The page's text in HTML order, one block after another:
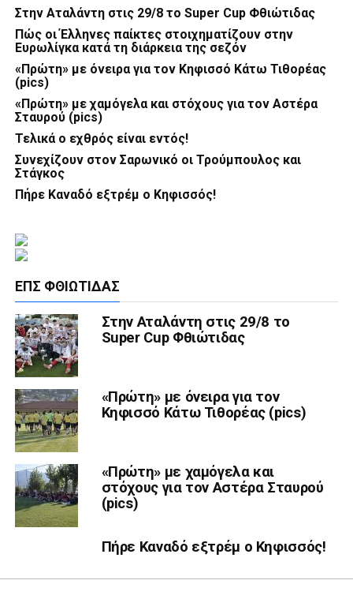
Στην Αταλάντη στις 29/8 το Super Cup Φθιώτιδας
Πώς οι Έλληνες παίκτες στοιχηματίζουν στην
Ευρωλίγκα κατά τη διάρκεια της σεζόν
«Πρώτη» με όνειρα για τον Κηφισσό Κάτω Τιθορέας
(pics)
«Πρώτη» με χαμόγελα και στόχους για τον Αστέρα
Σταυρού (pics)
Τελικά ο εχθρός είναι εντός!
Συνεχίζουν στον Σαρωνικό οι Τρούμπουλος και
Στάγκος
Πήρε Καναδό εξτρέμ ο Κηφισσός!
ΕΠΣ ΦΘΙΏΤΙΔΑΣ
Στην Αταλάντη στις 29/8 το
Super Cup Φθιώτιδας
«Πρώτη» με όνειρα για τον
Κηφισσό Κάτω Τιθορέας (pics)
«Πρώτη» με χαμόγελα και
στόχους για τον Αστέρα Σταυρού
(pics)
Πήρε Καναδό εξτρέμ ο Κηφισσός!